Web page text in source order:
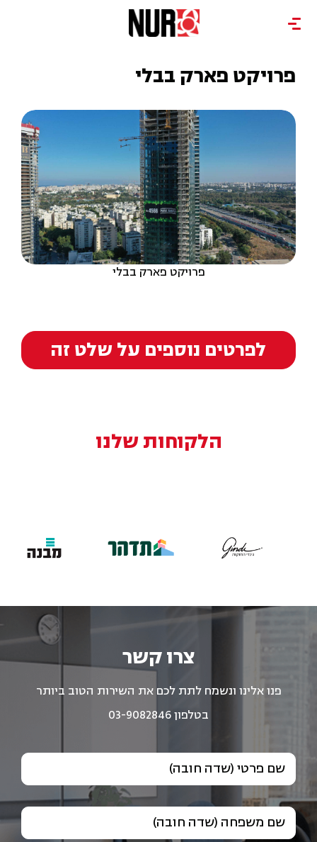
פרויקט פארק בבלי
פרויקט פארק בבלי
לפרטים נוספים על שלט זה
הלקוחות שלנו
צרו קשר
פנו אלינו ונשמח לתת לכם את השירות הטוב ביותר
בטלפון 03-9082846
שם פרטי (שדה חובה)
שם משפחה (שדה חובה)